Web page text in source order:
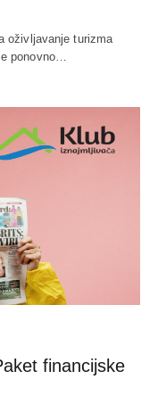
oživljavanje turizma
ponovno…
financijske